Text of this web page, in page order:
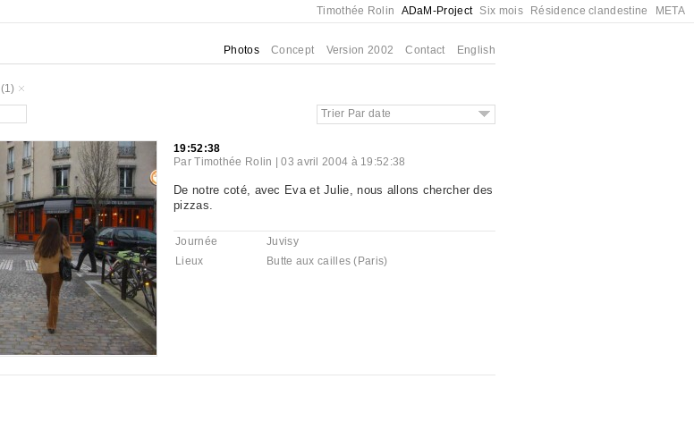
Timothée Rolin ADaM-Project Six mois Résidence clandestine META
Photos Concept Version 2002 Contact English
(1)
Trier Par date
19:52:38
ParTimothée Rolin |03 avril 2004 à 19:52:38
De notre coté, avec Eva et Julie, nous allons chercher des
pizzas.
Journée
Juvisy
Lieux
Butte aux cailles (Paris)